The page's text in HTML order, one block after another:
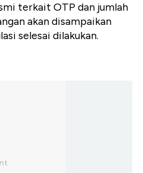
terkait OTP dan jumlah
akan disampaikan
selesai dilakukan.